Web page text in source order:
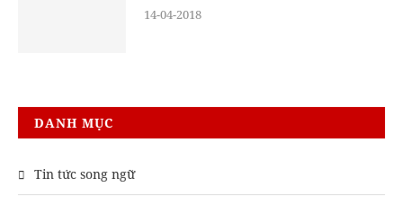
14-04-2018
DANH MỤC
Tin tức song ngữ